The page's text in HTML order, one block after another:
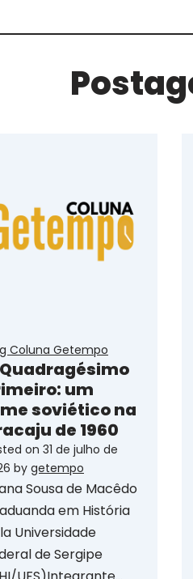
Coluna Getempo
um
soviético na
de 1960
on 31 de julho de
by getempo
Sousa de Macêdo
em História
Universidade
de Sergipe